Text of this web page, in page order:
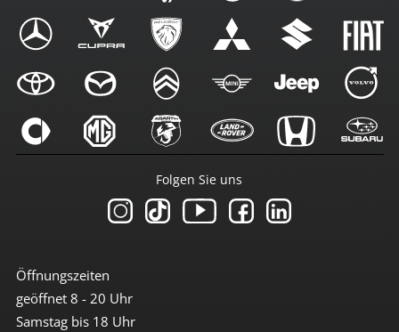
Öffnungszeiten
geöffnet 8 - 20 Uhr
Samstag bis 18 Uhr
Folgen Sie uns